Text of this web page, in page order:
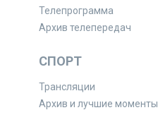
Телепрограмма
Архив телепередач
СПОРТ
Трансляции
Архив и лучшие моменты